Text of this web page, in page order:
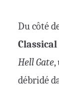
Du côté
Hell Gate,
débridé